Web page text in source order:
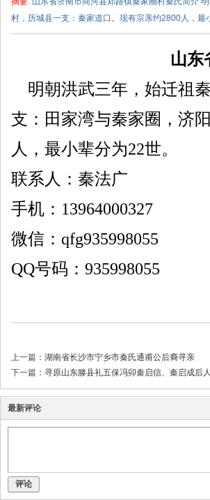
村，历城县一支：秦家道口。现有宗亲约2800人，最
山东
明朝洪武三年，始迁祖
支：田家湾与秦家圈，济
人，最小辈分为22世。
联系人：秦法广
手机：13964000327
微信：qfg935998055
QQ号码：935998055
上一篇： 湖南省长沙市宁乡市秦氏通甫公后裔寻亲
下一篇： 寻原山东滕县礼五保冯卯秦启信、秦启成后人
最新评论
评论